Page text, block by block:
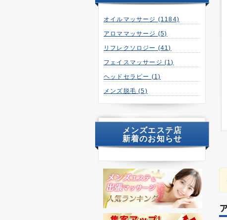
オイルマッサージ (1184)
アロママッサージ (5)
リフレクソロジー (41)
フェイスマッサージ (1)
ヘッドセラピー (1)
メンズ脱毛(5)
メンズエステ店
新着のお知らせ